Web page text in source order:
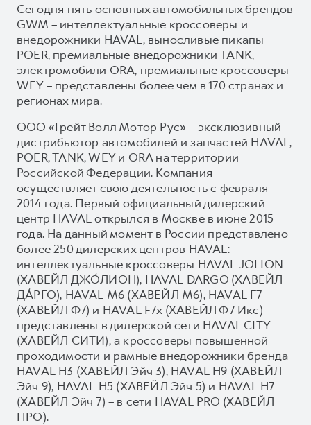
Сегодня пять основных автомобильных брендов
GWM – интеллектуальные кроссоверы и
внедорожники HAVAL, выносливые пикапы
POER, премиальные внедорожники TANK,
электромобили ORA, премиальные кроссоверы
WEY – представлены более чем в 170 странах и
регионах мира.
ООО «Грейт Волл Мотор Рус» – эксклюзивный
дистрибьютор автомобилей и запчастей HAVAL,
POER, TANK, WEY и ORA на территории
Российской Федерации. Компания
осуществляет свою деятельность с февраля
2014 года. Первый официальный дилерский
центр HAVAL открылся в Москве в июне 2015
года. На данный момент в России представлено
более 250 дилерских центров HAVAL:
интеллектуальные кроссоверы HAVAL JOLION
(ХАВЕЙЛ ДЖО́ЛИОН), HAVAL DARGO (ХАВЕЙЛ
ДА́РГО), HAVAL М6 (ХАВЕЙЛ M6), HAVAL F7
(ХАВЕЙЛ Ф7) и HAVAL F7x (ХАВЕЙЛ Ф7 Икс)
представлены в дилерской сети HAVAL CITY
(ХАВЕЙЛ СИТИ), а кроссоверы повышенной
проходимости и рамные внедорожники бренда
HAVAL H3 (ХАВЕЙЛ Эйч 3), HAVAL H9 (ХАВЕЙЛ
Эйч 9), HAVAL H5 (ХАВЕЙЛ Эйч 5) и HAVAL H7
(ХАВЕЙЛ Эйч 7) – в сети HAVAL PRO (ХАВЕЙЛ
ПРО).